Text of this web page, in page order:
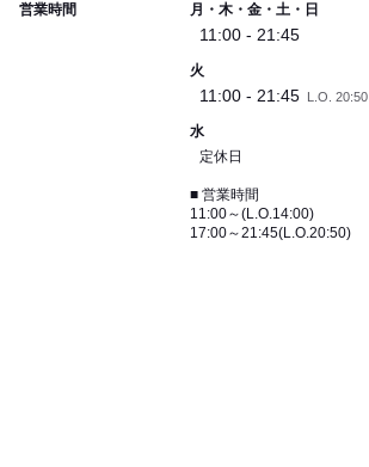
営業時間 月・木・金・土・日
11:00 - 21:45
火
11:00 - 21:45 L.O. 20:50
水
定休日
■ 営業時間
11:00～(L.O.14:00)
17:00～21:45(L.O.20:50)